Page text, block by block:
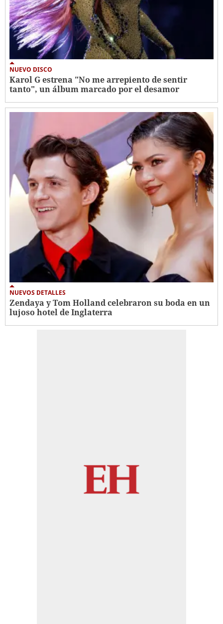
NUEVO DISCO
Karol G estrena "No me arrepiento de sentir
tanto", un álbum marcado por el desamor
NUEVOS DETALLES
Zendaya y Tom Holland celebraron su boda en un
lujoso hotel de Inglaterra